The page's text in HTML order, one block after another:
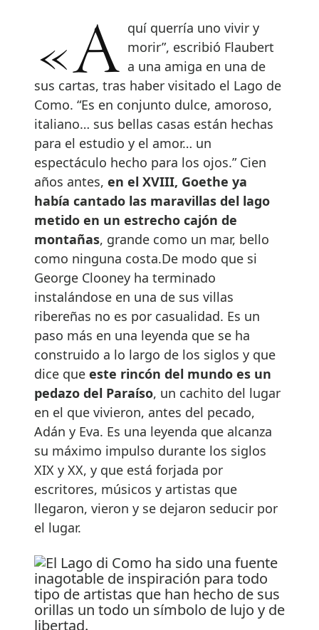
«Aquí querría uno vivir y morir”, escribió Flaubert
a una amiga en una de
sus cartas, tras haber visitado el Lago de
Como. “Es en conjunto dulce, amoroso,
italiano… sus bellas casas están hechas
para el estudio y el amor… un
espectáculo hecho para los ojos.” Cien
años antes, en el XVIII, Goethe ya
había cantado las maravillas del lago
metido en un estrecho cajón de
montañas, grande como un mar, bello
como ninguna costa.De modo que si
George Clooney ha terminado
instalándose en una de sus villas
ribereñas no es por casualidad. Es un
paso más en una leyenda que se ha
construido a lo largo de los siglos y que
dice que este rincón del mundo es un
pedazo del Paraíso, un cachito del lugar
en el que vivieron, antes del pecado,
Adán y Eva. Es una leyenda que alcanza
su máximo impulso durante los siglos
XIX y XX, y que está forjada por
escritores, músicos y artistas que
llegaron, vieron y se dejaron seducir por
el lugar.